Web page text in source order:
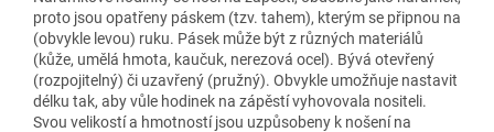
proto jsou opatřeny páskem (tzv. tahem), kterým se připnou na
(obvykle levou) ruku. Pásek může být z různých materiálů
(kůže, umělá hmota, kaučuk, nerezová ocel). Bývá otevřený
(rozpojitelný) či uzavřený (pružný). Obvykle umožňuje nastavit
délku tak, aby vůle hodinek na zápěstí vyhovovala nositeli.
Svou velikostí a hmotností jsou uzpůsobeny k nošení na